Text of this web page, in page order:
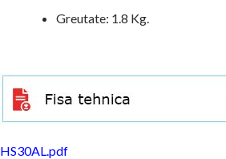
Greutate: 1.8 Kg.
HS30AL.pdf